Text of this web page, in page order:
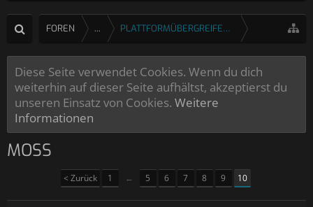
FOREN ... PLATTFORMÜBERGREIFENDE SPIELE
Diese Seite verwendet Cookies. Wenn du dich
weiterhin auf dieser Seite aufhältst, akzeptierst du
unseren Einsatz von Cookies. Weitere
Informationen
MOSS
< Zurück 1 ← 5 6 7 8 9 10